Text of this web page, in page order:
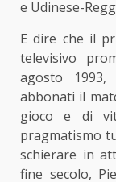
e Udinese-
E dire che il
televisivo
agosto
abbonati il
gioco e di
pragmatismo
schierare in
fine secolo,